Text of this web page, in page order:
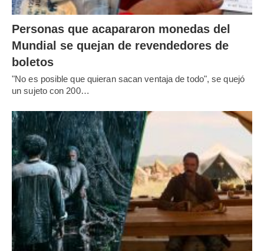
Personas que acapararon monedas del
Mundial se quejan de revendedores de
boletos
"No es posible que quieran sacan ventaja de todo", se quejó
un sujeto con 200…